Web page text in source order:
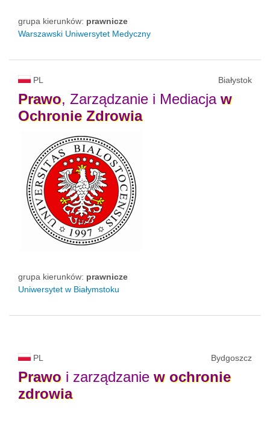
grupa kierunków: prawnicze
Warszawski Uniwersytet Medyczny
PL Białystok
Prawo, Zarządzanie i Mediacja w
Ochronie Zdrowia
grupa kierunków: prawnicze
Uniwersytet w Białymstoku
PL Bydgoszcz
Prawo i zarządzanie w ochronie
zdrowia